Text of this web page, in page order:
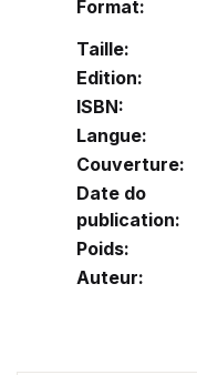
Format:
Taille:
Edition:
ISBN:
Langue:
Couverture:
Date do
publication:
Poids:
Auteur: